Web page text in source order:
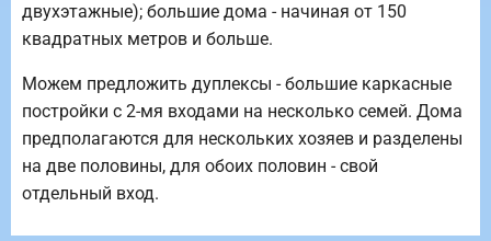
двухэтажные); большие дома - начиная от 150
квадратных метров и больше.
Можем предложить дуплексы - большие каркасные
постройки с 2-мя входами на несколько семей. Дома
предполагаются для нескольких хозяев и разделены
на две половины, для обоих половин - свой
отдельный вход.